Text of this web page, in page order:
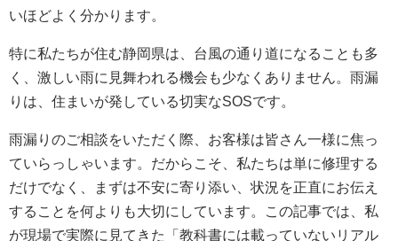
いほどよく分かります。
特に私たちが住む静岡県は、台風の通り道になることも多
く、激しい雨に見舞われる機会も少なくありません。雨漏
りは、住まいが発している切実なSOSです。
雨漏りのご相談をいただく際、お客様は皆さん一様に焦っ
ていらっしゃいます。だからこそ、私たちは単に修理する
だけでなく、まずは不安に寄り添い、状況を正直にお伝え
することを何よりも大切にしています。この記事では、私
が現場で実際に見てきた「教科書には載っていないリアル